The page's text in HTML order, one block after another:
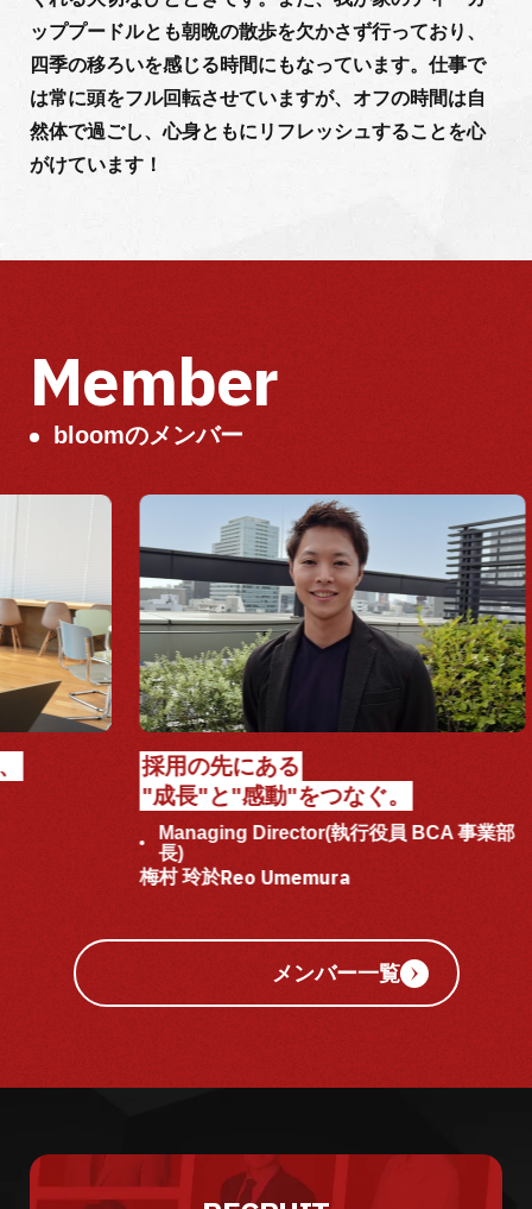
ッププードルとも朝晩の散歩を欠かさず行っており、
四季の移ろいを感じる時間にもなっています。仕事で
は常に頭をフル回転させていますが、オフの時間は自
然体で過ごし、心身ともにリフレッシュすることを心
がけています！
Member
bloomのメンバー
採用の先にある
"成長"と"感動"をつなぐ。
Managing Director(執行役員 BCA 事業部
梅村 玲於Reo Umemura
メンバー一覧